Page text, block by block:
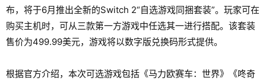
布，将于6月推出全新的Switch 2“自选游戏同捆套装”。玩家可在
购买主机时，可从三款第一方游戏中任选其一进行搭配。该套装
售价为499.99美元，游戏将以数字版兑换码形式提供。
根据官方介绍，本次可选游戏包括《马力欧赛车：世界》《咚奇